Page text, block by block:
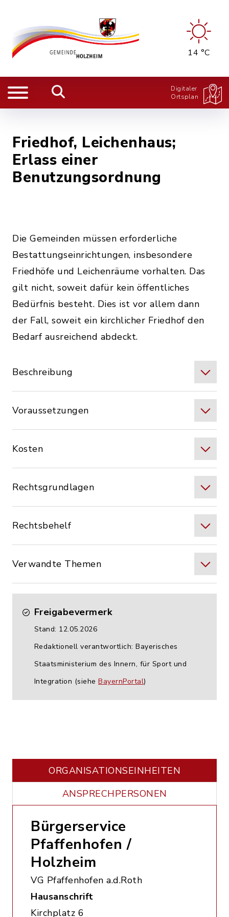
14 °C
Digitaler
Ortsplan
Friedhof, Leichenhaus;
Erlass einer
Benutzungsordnung
Die Gemeinden müssen erforderliche
Bestattungseinrichtungen, insbesondere
Friedhöfe und Leichenräume vorhalten. Das
gilt nicht, soweit dafür kein öffentliches
Bedürfnis besteht. Dies ist vor allem dann
der Fall, soweit ein kirchlicher Friedhof den
Bedarf ausreichend abdeckt.
Beschreibung
Voraussetzungen
Kosten
Rechtsgrundlagen
Rechtsbehelf
Verwandte Themen
Freigabevermerk
Stand: 12.05.2026
Redaktionell verantwortlich: Bayerisches
Staatsministerium des Innern, für Sport und
Integration (siehe BayernPortal)
ORGANISATIONS­EINHEITEN
ANSPRECHPERSONEN
Bürgerservice
Pfaffenhofen /
Holzheim
VG Pfaffenhofen a.d.Roth
Hausanschrift
Kirchplatz 6